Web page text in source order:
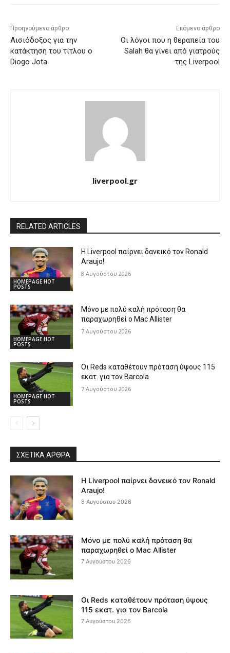
Προηγούμενο άρθρο
Αισιόδοξος για την
κατάκτηση του τίτλου ο
Diogo Jota
Επόμενο άρθρο
Οι λόγοι που η θεραπεία του
Salah θα γίνει από γιατρούς
της Liverpool
liverpool.gr
RELATED ARTICLES
HOMEPAGE HOT
POSTS
Η Liverpool παίρνει δανεικό τον Ronald
Araujo!
8 Αυγούστου 2026
HOMEPAGE HOT
POSTS
Μόνο με πολύ καλή πρόταση θα
παραχωρηθεί ο Mac Allister
7 Αυγούστου 2026
HOMEPAGE HOT
POSTS
Οι Reds καταθέτουν πρόταση ύψους 115
εκατ. για τον Barcola
7 Αυγούστου 2026
ΣΧΕΤΙΚΆ ΆΡΘΡΑ
Η Liverpool παίρνει δανεικό τον Ronald
Araujo!
8 Αυγούστου 2026
Μόνο με πολύ καλή πρόταση θα
παραχωρηθεί ο Mac Allister
7 Αυγούστου 2026
Οι Reds καταθέτουν πρόταση ύψους
115 εκατ. για τον Barcola
7 Αυγούστου 2026